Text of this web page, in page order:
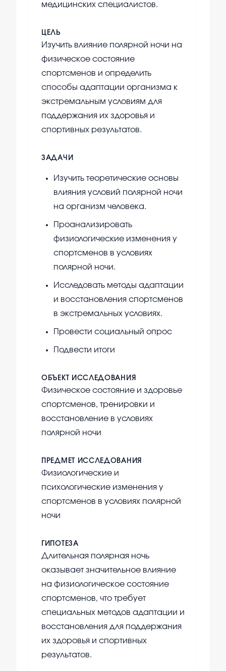
медицинских специалистов.
ЦЕЛЬ
Изучить влияние полярной ночи на
физическое состояние
спортсменов и определить
способы адаптации организма к
экстремальным условиям для
поддержания их здоровья и
спортивных результатов.
ЗАДАЧИ
Изучить теоретические основы
влияния условий полярной ночи
на организм человека.
Проанализировать
физиологические изменения у
спортсменов в условиях
полярной ночи.
Исследовать методы адаптации
и восстановления спортсменов
в экстремальных условиях.
Провести социальный опрос
Подвести итоги
ОБЪЕКТ ИССЛЕДОВАНИЯ
Физическое состояние и здоровье
спортсменов, тренировки и
восстановление в условиях
полярной ночи
ПРЕДМЕТ ИССЛЕДОВАНИЯ
Физиологические и
психологические изменения у
спортсменов в условиях полярной
ночи
ГИПОТЕЗА
Длительная полярная ночь
оказывает значительное влияние
на физиологическое состояние
спортсменов, что требует
специальных методов адаптации и
восстановления для поддержания
их здоровья и спортивных
результатов.